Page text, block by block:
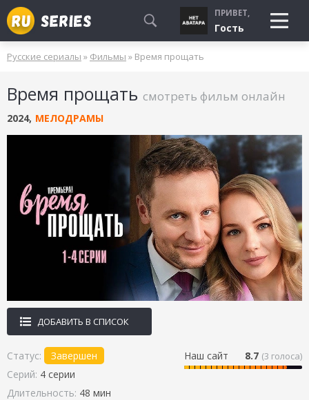
СМОТРЮ
БУДУ СМОТРЕТЬ
УЖЕ СМОТРЕЛ
ПРИВЕТ,
Гость
Русские сериалы » Фильмы » Время прощать
Время прощать смотреть фильм онлайн
2024, МЕЛОДРАМЫ
ДОБАВИТЬ В СПИСОК
Наш сайт 8.7 (3 голоса)
Статус:
Завершен
Серий: 4 серии
Длительность: 48 мин